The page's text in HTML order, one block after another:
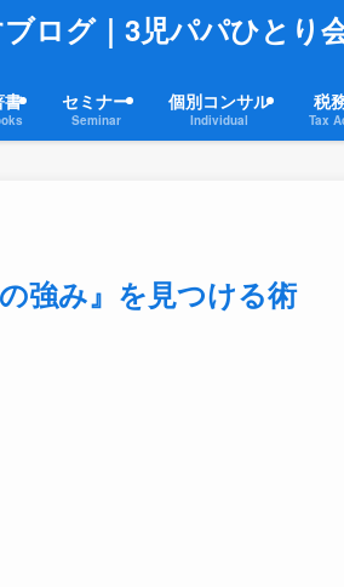
ログ｜3児パパひとり
書 セミナー
Seminar
個別コンサル
Individual
税
Tax
強み』を見つける術